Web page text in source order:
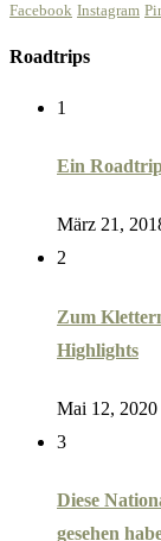
Facebook Instagram
Roadtrips
1
Ein
März 21,
2
Zum
Highlights
Mai 12, 2020
3
Diese
gesehen